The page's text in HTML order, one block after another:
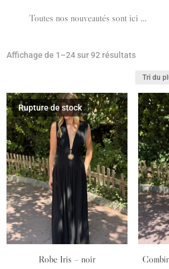
Toutes nos nouveautés sont ici …
Affichage de 1–24 sur 92 résultatsTrié
plus
récent
au
plus
ancien
Rupture de stock
Robe Iris – noir